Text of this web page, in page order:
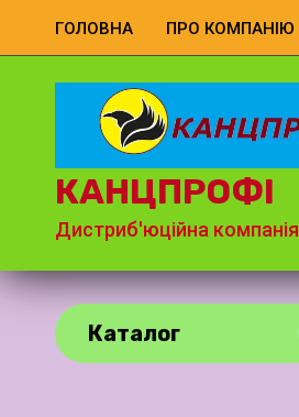
ГОЛОВНА ПРО КОМПАНІЮ
КАНЦПРОФІ
Дистриб'юційна компанія
Каталог